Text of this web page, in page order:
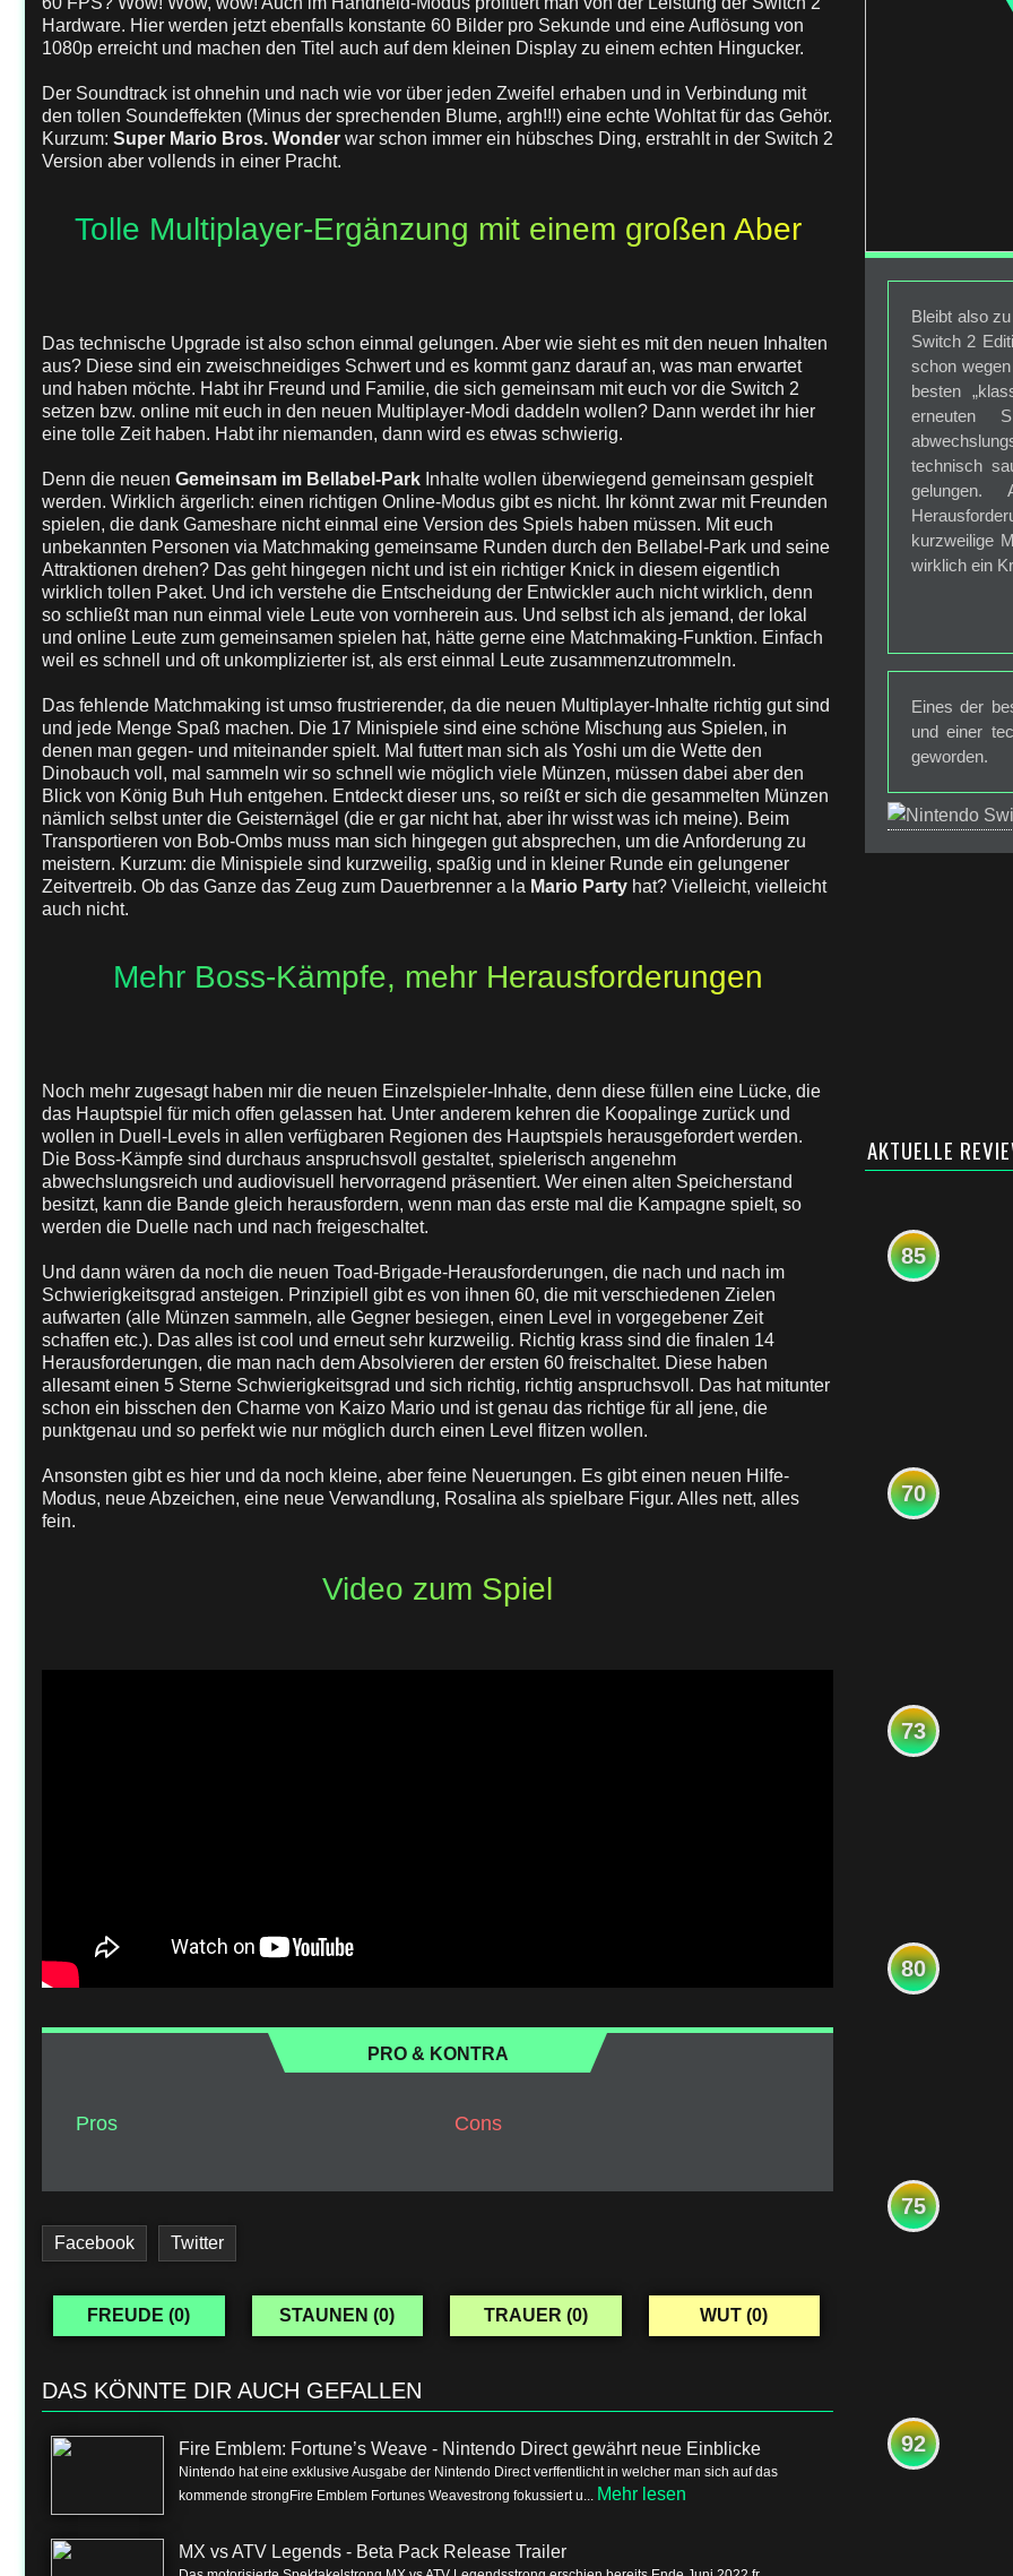
Hardware. Hier werden jetzt ebenfalls konstante 60 Bilder pro Sekunde und eine Auflösung von
1080p erreicht und machen den Titel auch auf dem kleinen Display zu einem echten Hingucker.
Der Soundtrack ist ohnehin und nach wie vor über jeden Zweifel erhaben und in Verbindung mit
den tollen Soundeffekten (Minus der sprechenden Blume, argh!!!) eine echte Wohltat für das Gehör.
Kurzum: Super Mario Bros. Wonder war schon immer ein hübsches Ding, erstrahlt in der Switch 2
Version aber vollends in einer Pracht.
Tolle Multiplayer-Ergänzung mit einem großen Aber
Das technische Upgrade ist also schon einmal gelungen. Aber wie sieht es mit den neuen Inhalten
aus? Diese sind ein zweischneidiges Schwert und es kommt ganz darauf an, was man erwartet
und haben möchte. Habt ihr Freund und Familie, die sich gemeinsam mit euch vor die Switch 2
setzen bzw. online mit euch in den neuen Multiplayer-Modi daddeln wollen? Dann werdet ihr hier
eine tolle Zeit haben. Habt ihr niemanden, dann wird es etwas schwierig.
Denn die neuen Gemeinsam im Bellabel-Park Inhalte wollen überwiegend gemeinsam gespielt
werden. Wirklich ärgerlich: einen richtigen Online-Modus gibt es nicht. Ihr könnt zwar mit Freunden
spielen, die dank Gameshare nicht einmal eine Version des Spiels haben müssen. Mit euch
unbekannten Personen via Matchmaking gemeinsame Runden durch den Bellabel-Park und seine
Attraktionen drehen? Das geht hingegen nicht und ist ein richtiger Knick in diesem eigentlich
wirklich tollen Paket. Und ich verstehe die Entscheidung der Entwickler auch nicht wirklich, denn
so schließt man nun einmal viele Leute von vornherein aus. Und selbst ich als jemand, der lokal
und online Leute zum gemeinsamen spielen hat, hätte gerne eine Matchmaking-Funktion. Einfach
weil es schnell und oft unkomplizierter ist, als erst einmal Leute zusammenzutrommeln.
Das fehlende Matchmaking ist umso frustrierender, da die neuen Multiplayer-Inhalte richtig gut sind
und jede Menge Spaß machen. Die 17 Minispiele sind eine schöne Mischung aus Spielen, in
denen man gegen- und miteinander spielt. Mal futtert man sich als Yoshi um die Wette den
Dinobauch voll, mal sammeln wir so schnell wie möglich viele Münzen, müssen dabei aber den
Blick von König Buh Huh entgehen. Entdeckt dieser uns, so reißt er sich die gesammelten Münzen
nämlich selbst unter die Geisternägel (die er gar nicht hat, aber ihr wisst was ich meine). Beim
Transportieren von Bob-Ombs muss man sich hingegen gut absprechen, um die Anforderung zu
meistern. Kurzum: die Minispiele sind kurzweilig, spaßig und in kleiner Runde ein gelungener
Zeitvertreib. Ob das Ganze das Zeug zum Dauerbrenner a la Mario Party hat? Vielleicht, vielleicht
auch nicht.
Mehr Boss-Kämpfe, mehr Herausforderungen
Noch mehr zugesagt haben mir die neuen Einzelspieler-Inhalte, denn diese füllen eine Lücke, die
das Hauptspiel für mich offen gelassen hat. Unter anderem kehren die Koopalinge zurück und
wollen in Duell-Levels in allen verfügbaren Regionen des Hauptspiels herausgefordert werden.
Die Boss-Kämpfe sind durchaus anspruchsvoll gestaltet, spielerisch angenehm
abwechslungsreich und audiovisuell hervorragend präsentiert. Wer einen alten Speicherstand
besitzt, kann die Bande gleich herausfordern, wenn man das erste mal die Kampagne spielt, so
werden die Duelle nach und nach freigeschaltet.
Und dann wären da noch die neuen Toad-Brigade-Herausforderungen, die nach und nach im
Schwierigkeitsgrad ansteigen. Prinzipiell gibt es von ihnen 60, die mit verschiedenen Zielen
aufwarten (alle Münzen sammeln, alle Gegner besiegen, einen Level in vorgegebener Zeit
schaffen etc.). Das alles ist cool und erneut sehr kurzweilig. Richtig krass sind die finalen 14
Herausforderungen, die man nach dem Absolvieren der ersten 60 freischaltet. Diese haben
allesamt einen 5 Sterne Schwierigkeitsgrad und sich richtig, richtig anspruchsvoll. Das hat mitunter
schon ein bisschen den Charme von Kaizo Mario und ist genau das richtige für all jene, die
punktgenau und so perfekt wie nur möglich durch einen Level flitzen wollen.
Ansonsten gibt es hier und da noch kleine, aber feine Neuerungen. Es gibt einen neuen Hilfe-
Modus, neue Abzeichen, eine neue Verwandlung, Rosalina als spielbare Figur. Alles nett, alles
fein.
Video zum Spiel
PRO & KONTRA
Pros Cons
Facebook Twitter
FREUDE (0) STAUNEN (0) TRAUER (0) WUT (0)
DAS KÖNNTE DIR AUCH GEFALLEN
Fire Emblem: Fortune’s Weave - Nintendo Direct gewährt neue Einblicke
Nintendo hat eine exklusive Ausgabe der Nintendo Direct verffentlicht in welcher man sich auf das
kommende strongFire Emblem Fortunes Weavestrong fokussiert u... Mehr lesen
MX vs ATV Legends - Beta Pack Release Trailer
Bleibt also
Switch 2
schon
besten
erneuten
technisch
kurzweilige
wirklich ein
Eines der
und einer
geworden.
AKTUELLE
85
70
73
80
75
92